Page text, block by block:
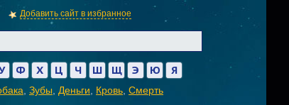
Добавить сайт в избранное
Ф Х Ц Ч Ш Щ Э Ю Я
Зубы Деньги Кровь Смерть